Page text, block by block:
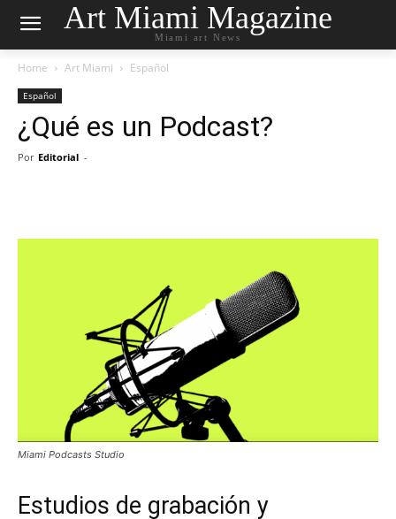
Art Miami Magazine
Miami art News
Home Art Miami Español
Español
¿Qué es un Podcast?
Por Editorial -
Miami Podcasts Studio
Estudios de grabación y